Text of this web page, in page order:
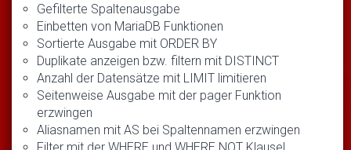
Gefilterte Spaltenausgabe
Einbetten von MariaDB Funktionen
Sortierte Ausgabe mit ORDER BY
Duplikate anzeigen bzw. filtern mit DISTINCT
Anzahl der Datensätze mit LIMIT limitieren
Seitenweise Ausgabe mit der pager Funktion
erzwingen
Aliasnamen mit AS bei Spaltennamen erzwingen